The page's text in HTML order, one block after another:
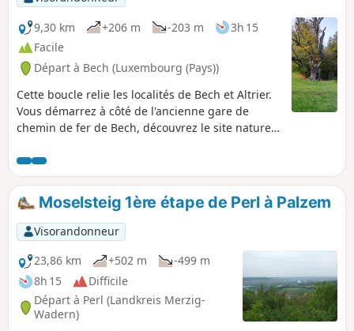
9,30 km
+206 m -203 m
3h 15
Facile
Départ à Bech (Luxembourg (Pays))
Cette boucle relie les localités de Bech et Altrier.
Vous démarrez à côté de l'ancienne gare de
chemin de fer de Bech, découvrez le site naturel
1000 ans) et terminez par le Tunnel de Bech
d'une longueur de 300m. La partie entre Altrier
et Bech offre de très belles vues sur la vallée.
Moselsteig 1ère étape de Perl à Palzem
Visorandonneur
23,86 km
+502 m
-499 m
8h 15
Difficile
Départ à Perl (Landkreis Merzig-
Wadern)